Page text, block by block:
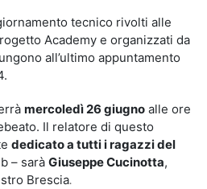
tecnico rivolti alle
Academy e organizzati da
all’ultimo appuntamento
mercoledì 26 giugno alle ore
Il relatore di questo
dedicato a tutti i ragazzi del
– sarà Giuseppe Cucinotta,
Brescia.